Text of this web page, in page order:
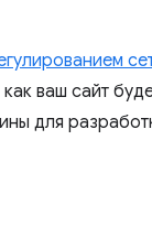
ваш сайт
для